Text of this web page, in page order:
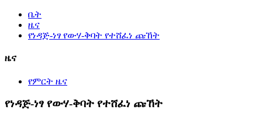
ቤት
ዜና
የነዳጅ-ነፃ የውሃ-ቅባት የተሸፈነ ጩኸት
ዜና
የምርት ዜና
የነዳጅ-ነፃ የውሃ-ቅባት የተሸፈነ ጩኸት